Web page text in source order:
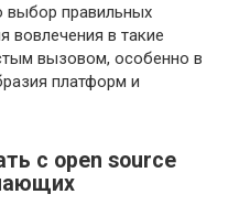
выбор правильных
вовлечения в такие
вызовом, особенно в
платформ и
с open source